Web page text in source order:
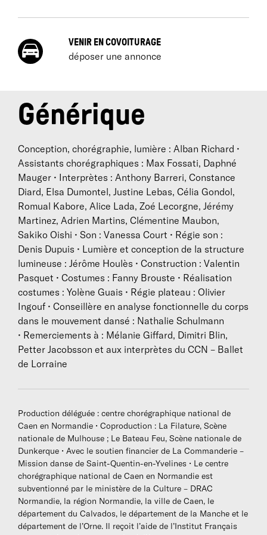
affirmée d’inventer, à chaque nouvelle création, un
nouveau corps, une nouvelle langue. Faisant œuvre
de recherche, Alban Richard n’impose pas une
signature gestuelle repérable entre toutes, une
musicale le plus souvent jouée en direct. Chaque
projet s’ouvre comme un laboratoire érudit et
formelles à partir de la musique, de l’écriture et de la
composition. Ne jamais reproduire, toujours repartir
de zéro, quitte à passer de l’expressionnisme, avec
une pièce telle queLuisance(2008), à des objets plus
abstraits tels queBreathisdancing(2017) ouVivace
(2018).
Alban Richard élabore ses créations en relation avec
différents collaborateurs, anciens et nouveaux venus,
tissant ensemble différentes partitions - gestes,
musique, lumière, costumes - et créant ainsi un
échafaudage singulier. La façon dont il travaille avec
les interprètes, dans une écriture au plateau nourrie
d’improvisations contraintes, permet à chacun de
développer sa propre danse à travers une présence
active.
ballets et des compagnies à créer des œuvres de
commande, tant à l’international (Canada, Lituanie,
Norvège) qu’en France. Il intervient également en
dehors des salles de spectacle - dans des lieux tels
que le Louvre, le musée d’Art moderne de la Ville de
Paris, le musée du quai Branly–Jacques Chirac et le
musée Guimet - pour imaginer des performances in
situ. Artiste curieux, touche-à-tout, Alban Richard
considère son métier comme un artisanat qui se
VENIR EN COVOITURAGE
déposer une annonce
Générique
Conception, chorégraphie, lumière : Alban Richard •
Assistants chorégraphiques : Max Fossati, Daphné
Mauger • Interprètes : Anthony Barreri, Constance
Diard, Elsa Dumontel, Justine Lebas, Célia Gondol,
Romual Kabore, Alice Lada, Zoé Lecorgne, Jérémy
Martinez, Adrien Martins, Clémentine Maubon,
Sakiko Oishi • Son : Vanessa Court • Régie son :
Denis Dupuis • Lumière et conception de la structure
lumineuse : Jérôme Houlès • Construction : Valentin
Pasquet • Costumes : Fanny Brouste • Réalisation
costumes : Yolène Guais • Régie plateau : Olivier
Ingouf • Conseillère en analyse fonctionnelle du corps
dans le mouvement dansé : Nathalie Schulmann
• Remerciements à : Mélanie Giffard, Dimitri Blin,
Petter Jacobsson et aux interprètes du CCN – Ballet
de Lorraine
Production déléguée : centre chorégraphique national de
Caen en Normandie • Coproduction : La Filature, Scène
nationale de Mulhouse ; Le Bateau Feu, Scène nationale de
Dunkerque • Avec le soutien financier de La Commanderie –
Mission danse de Saint-Quentin-en-Yvelines • Le centre
chorégraphique national de Caen en Normandie est
subventionné par le ministère de la Culture – DRAC
Normandie, la région Normandie, la ville de Caen, le
département du Calvados, le département de la Manche et le
département de l’Orne. Il reçoit l’aide de l’Institut Français